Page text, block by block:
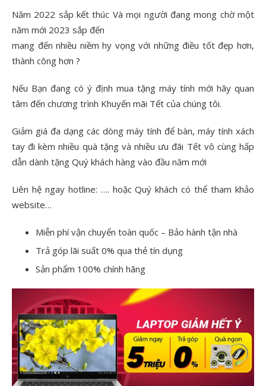
Năm 2022 sắp kết thúc Và mọi người đang mong chờ một
năm mới 2023 sắp đến
mang đến nhiều niềm hy vọng với những điều tốt đẹp hơn,
thành công hơn ?
Nếu Bạn đang có ý định mua tặng máy tính mới hãy quan
tâm đến chương trình Khuyến mãi Tết của chúng tôi.
Giảm giá đa dạng các dòng máy tính để bàn, máy tính xách
tay đi kèm nhiều quà tặng và nhiều ưu đãi Tết vô cùng hấp
dẫn dành tặng Quý khách hàng vào đầu năm mới
Liên hệ ngay hotline: …. hoặc Quý khách có thể tham khảo
website…
Miễn phí vận chuyển toàn quốc – Bảo hành tận nhà
Trả góp lãi suất 0% qua thẻ tín dụng
Sản phẩm 100% chính hãng